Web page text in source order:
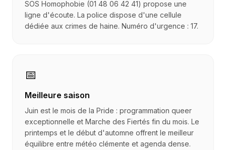
SOS Homophobie (01 48 06 42 41) propose une
ligne d'écoute. La police dispose d'une cellule
dédiée aux crimes de haine. Numéro d'urgence : 17.
📅
Meilleure saison
Juin est le mois de la Pride : programmation queer
exceptionnelle et Marche des Fiertés fin du mois. Le
printemps et le début d'automne offrent le meilleur
équilibre entre météo clémente et agenda dense.